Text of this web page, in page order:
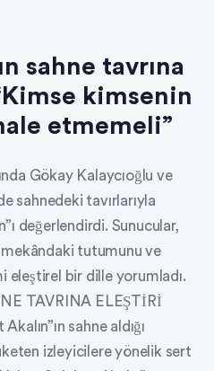
sahne tavrına
kimsenin
etmemeli”
Gökay Kalaycıoğlu ve
sahnedeki tavırlarıyla
değerlendirdi. Sunucular,
mekândaki tutumunu ve
eleştirel bir dille yorumladı.
TAVRINA ELEŞTİRİ
sahne aldığı
izleyicilere yönelik sert